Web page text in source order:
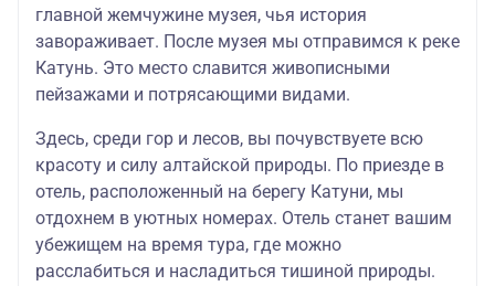
главной жемчужине музея, чья история
завораживает. После музея мы отправимся к реке
Катунь. Это место славится живописными
пейзажами и потрясающими видами.
Здесь, среди гор и лесов, вы почувствуете всю
красоту и силу алтайской природы. По приезде в
отель, расположенный на берегу Катуни, мы
отдохнем в уютных номерах. Отель станет вашим
убежищем на время тура, где можно
расслабиться и насладиться тишиной природы.